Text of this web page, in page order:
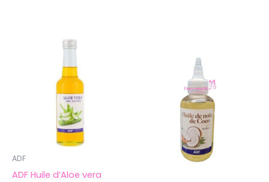
ADF
ADF Huile d’Aloe vera